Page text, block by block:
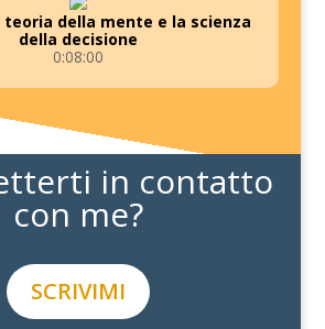
teoria della mente e la scienza
della decisione
0:08:00
in contatto
con me?
SCRIVIMI